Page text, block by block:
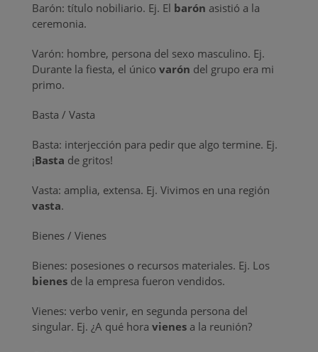
Barón: título nobiliario. Ej. El barón asistió a la
ceremonia.
Varón: hombre, persona del sexo masculino. Ej.
Durante la fiesta, el único varón del grupo era mi
primo.
Basta / Vasta
Basta: interjección para pedir que algo termine. Ej.
¡Basta de gritos!
Vasta: amplia, extensa. Ej. Vivimos en una región
vasta.
Bienes / Vienes
Bienes: posesiones o recursos materiales. Ej. Los
bienesde la empresa fueron vendidos.
Vienes: verbo venir, en segunda persona del
singular. Ej. ¿A qué hora vienesa la reunión?